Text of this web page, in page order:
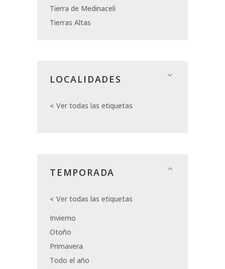
Tierra de Medinaceli
Tierras Altas
LOCALIDADES
Ver todas las etiquetas
TEMPORADA
Ver todas las etiquetas
Invierno
Otoño
Primavera
Todo el año